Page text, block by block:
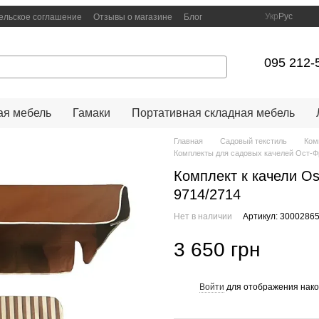
соглашение Отзывы о магазине Блог Укр Рус
095 212-
мебель Гамаки Портативная складная мебель
Главная Садовый текстиль
Комплекты для садовых качелей Ост-
Комплект к качели
9714/2714
Нет в наличии Артикул: 30002865
3 650 грн
Войти для отображения